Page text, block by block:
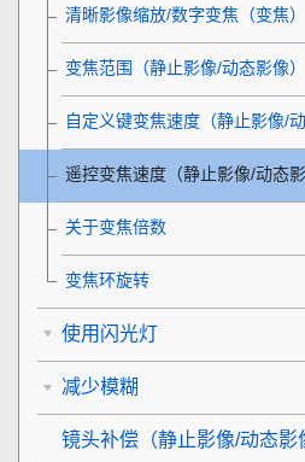
清晰影像缩放/数字变焦（变焦）
变焦范围 （静止影像/动态影像）
自定义键变焦速度 （静止影像/
遥控变焦速度 （静止影像/动态影
关于变焦倍数
变焦环旋转
使用闪光灯
减少模糊
镜头补偿 （静止影像/动态影